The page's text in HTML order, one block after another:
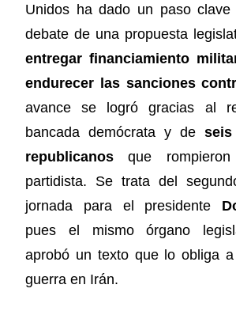
Unidos ha dado un paso
debate de una propuesta
entregar financiamiento
endurecer las sanciones
avance se logró gracias al
bancada demócrata y de
republicanos que
partidista. Se trata del
jornada para el presidente
pues el mismo órgano
aprobó un texto que lo obliga
guerra en Irán.